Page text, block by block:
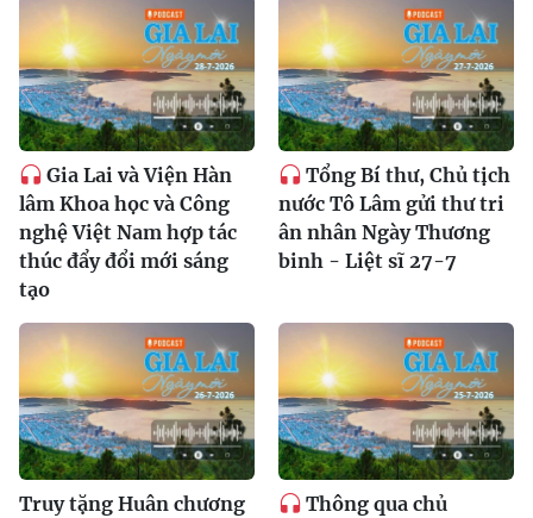
Gia Lai và Viện Hàn
lâm Khoa học và Công
nghệ Việt Nam hợp tác
thúc đẩy đổi mới sáng
tạo
Tổng Bí thư, Chủ tịch
nước Tô Lâm gửi thư tri
ân nhân Ngày Thương
binh - Liệt sĩ 27-7
Truy tặng Huân chương
Thông qua chủ